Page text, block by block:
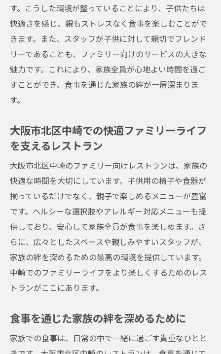
家族に優しい食事環境の提供
地域の食材を使ったメニュー選び
子供たちが喜ぶ食の体験
ファミリーで訪れる価値のある場所
地域密着型のレストランの魅力
す。こうした環境が整っていることにより、子供たちは
快適さを感じ、親もストレスなく食事を楽しむことがで
きます。また、スタッフが子供に対して親切でフレンド
リーであることも、ファミリー向けのサービスの大きな
魅力です。これにより、家族全員が心地よい時間を過ご
すことができ、食事を通じた家族の絆が一層深まりま
す。
大阪市北区中崎での快適ファミリーライフ
を支えるレストラン
大阪市北区中崎のファミリー向けレストランは、家族の
快適な時間を大切にしています。子供用の椅子や食器が
揃っているだけでなく、親子で楽しめるメニューが豊富
です。ヘルシーな選択肢やアレルギー対応メニューも提
供しており、安心して家族全員が食事を楽しめます。さ
らに、広々としたスペースや親しみやすいスタッフが、
家族の絆を深めるための最高の環境を提供しています。
中崎でのファミリーライフをより楽しくするためのレス
トランがここにあります。
食事を通じた家族の絆を深めるために
家族での食事は、日常の中で一緒に過ごす貴重なひとと